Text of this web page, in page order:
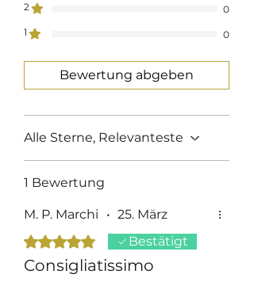
2
0
1
0
Bewertung abgeben
Alle Sterne, Relevanteste
1 Bewertung
M. P. Marchi • 25. März
Mit 5 von 5 Sternen bewertet.
Bestätigt
Consigliatissimo